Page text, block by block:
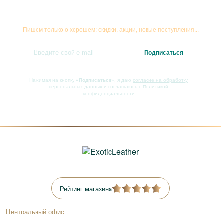
Пишем только о хорошем: скидки, акции, новые поступления...
Нажимая на кнопку «Подписаться» , я даю согласие на обработку
персональных данных и соглашаюсь с Политикой
конфиденциальности
Рейтинг магазина
Центральный офис